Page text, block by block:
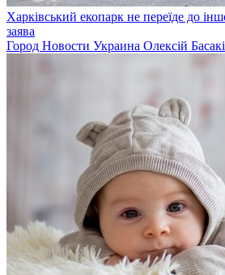
Харківський екопарк не переїде до
заява
Город Новости Украина Олексій